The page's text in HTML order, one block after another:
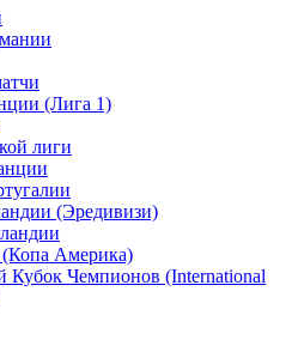
(Лига 1)
лиги
(Эредивизи)
Америка)
Чемпионов (International